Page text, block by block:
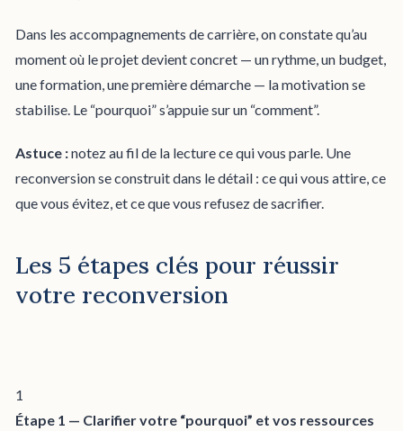
Dans les accompagnements de carrière, on constate qu’au
moment où le projet devient concret — un rythme, un budget,
une formation, une première démarche — la motivation se
stabilise. Le “pourquoi” s’appuie sur un “comment”.
Astuce :notez au fil de la lecture ce qui vous parle. Une
reconversion se construit dans le détail : ce qui vous attire, ce
que vous évitez, et ce que vous refusez de sacrifier.
Les 5 étapes clés pour réussir
votre reconversion
1
Étape 1 — Clarifier votre “pourquoi” et vos ressources